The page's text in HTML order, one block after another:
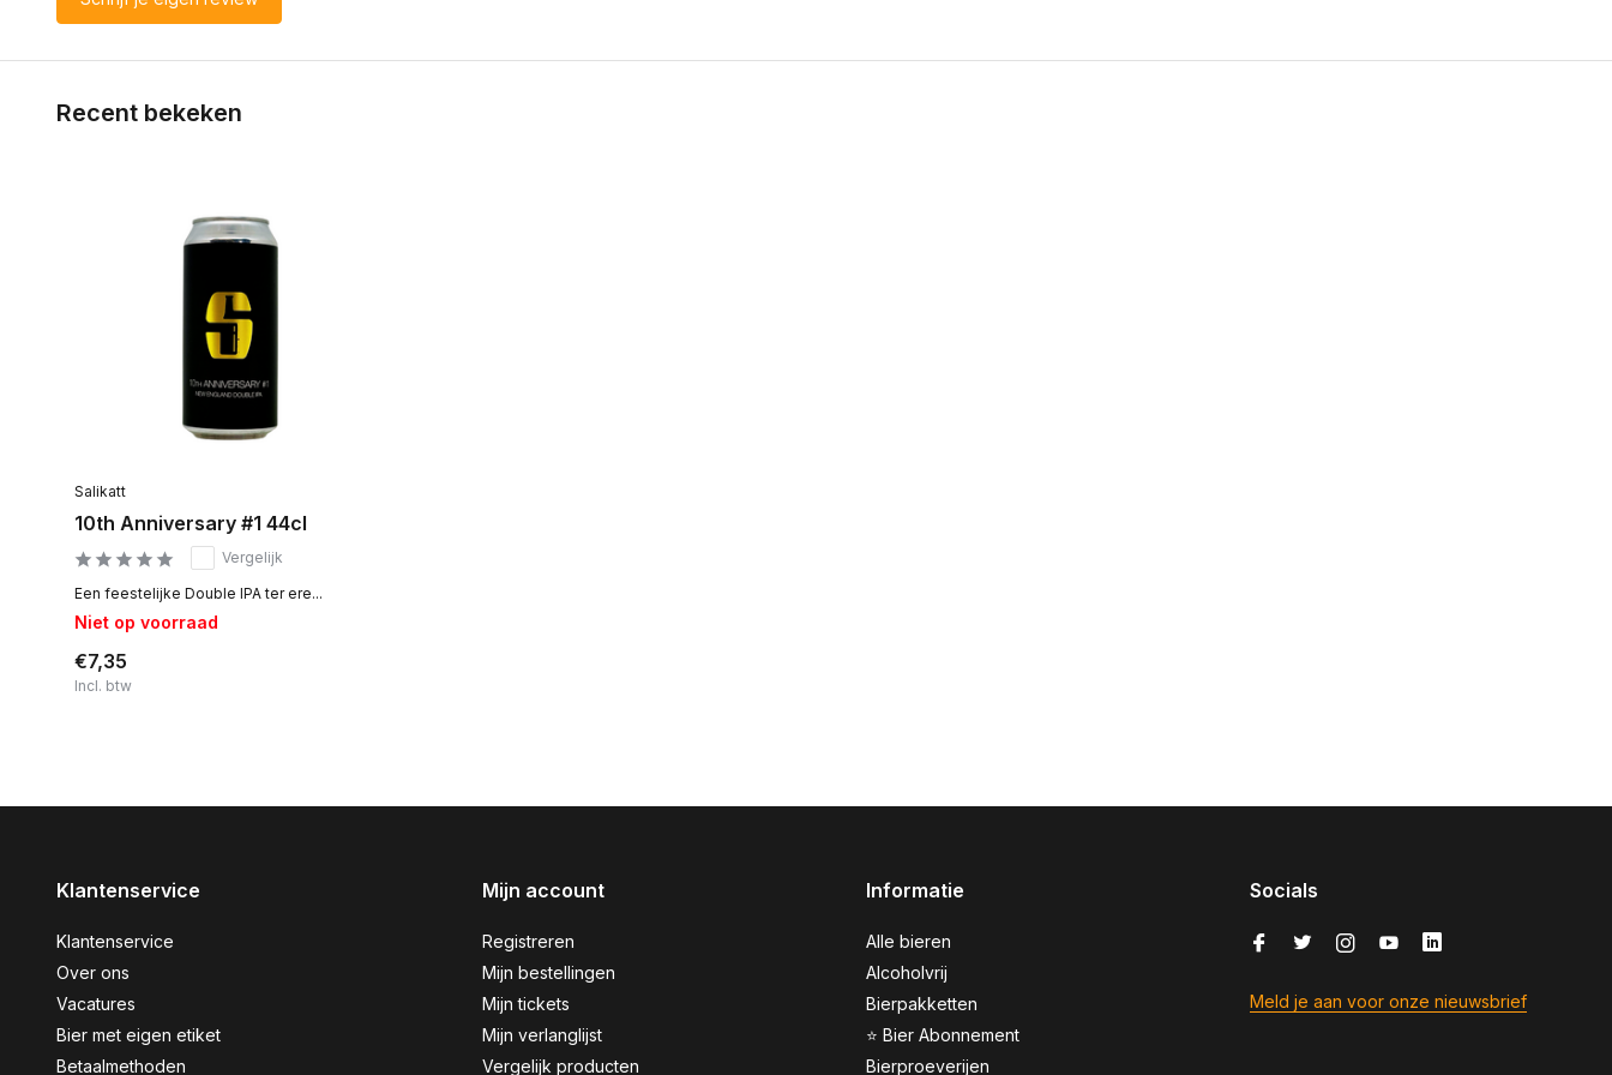
Recent bekeken
Salikatt
10th Anniversary #1 44cl
Vergelijk
Een feestelijke Double IPA ter ere...
Niet op voorraad
€7,35
Incl. btw
Klantenservice
Klantenservice
Over ons
Vacatures
Bier met eigen etiket
Betaalmethoden
Mijn account
Registreren
Mijn bestellingen
Mijn tickets
Mijn verlanglijst
Vergelijk producten
Informatie
Alle bieren
Alcoholvrij
Bierpakketten
⭐ Bier Abonnement
Bierproeverijen
Socials
Meld je aan voor onze nieuwsbrief